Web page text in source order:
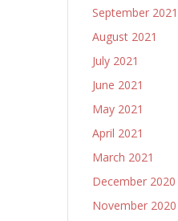
September 2021
August 2021
July 2021
June 2021
May 2021
April 2021
March 2021
December 2020
November 2020